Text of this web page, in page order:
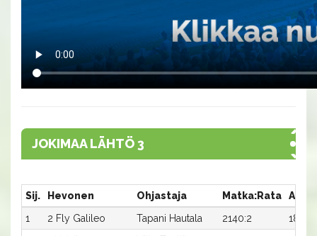
JOKIMAA LÄHTÖ 3
Sij. Hevonen Ohjastaja Matka:Rata
Aika
1
2 Fly Galileo Tapani Hautala 2140:2
18,8a